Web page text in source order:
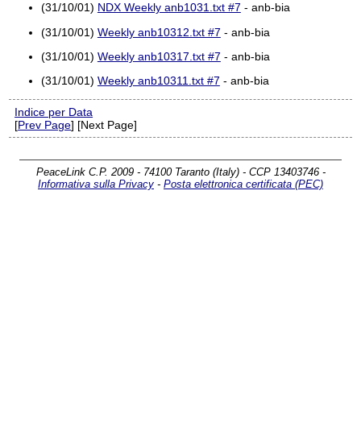
(31/10/01) NDX Weekly anb1031.txt #7 - anb-bia
(31/10/01) Weekly anb10312.txt #7 - anb-bia
(31/10/01) Weekly anb10317.txt #7 - anb-bia
(31/10/01) Weekly anb10311.txt #7 - anb-bia
Indice per Data
[Prev Page] [Next Page]
PeaceLink C.P. 2009 - 74100 Taranto (Italy) - CCP 13403746 -
Informativa sulla Privacy - Posta elettronica certificata (PEC)